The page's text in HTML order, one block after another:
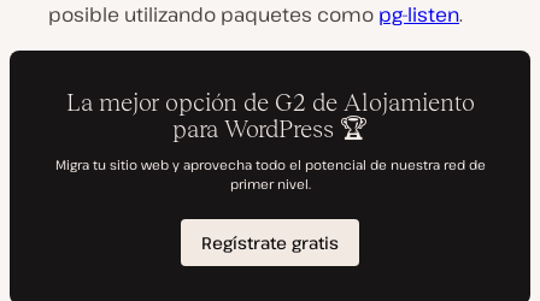
posible utilizando paquetes como pg-listen.